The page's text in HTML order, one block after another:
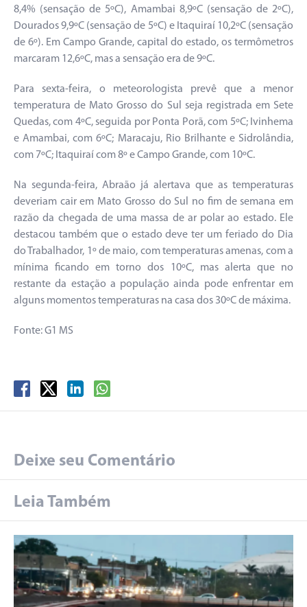
8,4% (sensação de 5ºC), Amambai 8,9ºC (sensação de 2ºC),
Dourados 9,9ºC (sensação de 5ºC) e Itaquiraí 10,2ºC (sensação
de 6º). Em Campo Grande, capital do estado, os termômetros
marcaram 12,6ºC, mas a sensação era de 9ºC.
Para sexta-feira, o meteorologista prevê que a menor
temperatura de Mato Grosso do Sul seja registrada em Sete
Quedas, com 4ºC, seguida por Ponta Porã, com 5ºC; Ivinhema
e Amambai, com 6ºC; Maracaju, Rio Brilhante e Sidrolândia,
com 7ºC; Itaquiraí com 8º e Campo Grande, com 10ºC.
Na segunda-feira, Abraão já alertava que as temperaturas
deveriam cair em Mato Grosso do Sul no fim de semana em
razão da chegada de uma massa de ar polar ao estado. Ele
destacou também que o estado deve ter um feriado do Dia
do Trabalhador, 1º de maio, com temperaturas amenas, com a
mínima ficando em torno dos 10ºC, mas alerta que no
restante da estação a população ainda pode enfrentar em
alguns momentos temperaturas na casa dos 30ºC de máxima.
Fonte: G1 MS
Deixe seu Comentário
Leia Também